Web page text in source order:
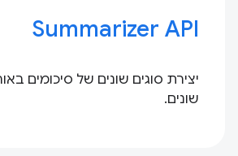
Summarizer API
יצירת סוגים שונים של סיכומים
שונים.